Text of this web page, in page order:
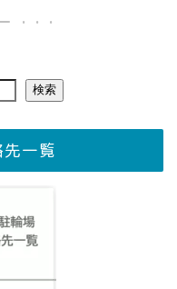
検索
一覧